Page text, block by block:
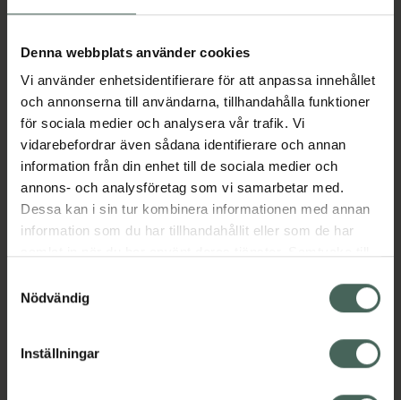
Denna webbplats använder cookies
Vi använder enhetsidentifierare för att anpassa innehållet
och annonserna till användarna, tillhandahålla funktioner
för sociala medier och analysera vår trafik. Vi
vidarebefordrar även sådana identifierare och annan
information från din enhet till de sociala medier och
annons- och analysföretag som vi samarbetar med.
Dessa kan i sin tur kombinera informationen med annan
information som du har tillhandahållit eller som de har
återkalla ditt samtycke via webbplatsens
cookieinställningar. Ett återkallat samtycke påverkar inte
lagligheten av behandling som skett innan återkallelsen.
Nödvändig
Inställningar
Beskrivning Dölj
Läs alltid bipacksedeln innan
användning.
EAN:06432100041753
Visa